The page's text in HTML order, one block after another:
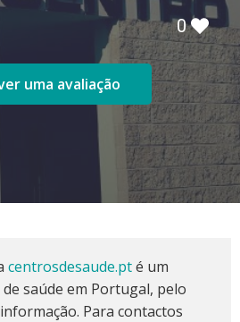
0
uma avaliação
centrosdesaude.pté um
saúde em Portugal, pelo
Para contactos